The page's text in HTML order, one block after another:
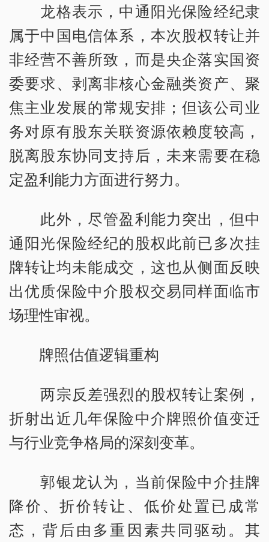
龙格表示，中通阳光保险经纪隶
属于中国电信体系，本次股权转让并
非经营不善所致，而是央企落实国资
委要求、剥离非核心金融类资产、聚
焦主业发展的常规安排；但该公司业
务对原有股东关联资源依赖度较高，
脱离股东协同支持后，未来需要在稳
定盈利能力方面进行努力。
此外，尽管盈利能力突出，但中
通阳光保险经纪的股权此前已多次挂
牌转让均未能成交，这也从侧面反映
出优质保险中介股权交易同样面临市
场理性审视。
牌照估值逻辑重构
两宗反差强烈的股权转让案例，
折射出近几年保险中介牌照价值变迁
与行业竞争格局的深刻变革。
郭银龙认为，当前保险中介挂牌
降价、折价转让、低价处置已成常
态，背后由多重因素共同驱动。其